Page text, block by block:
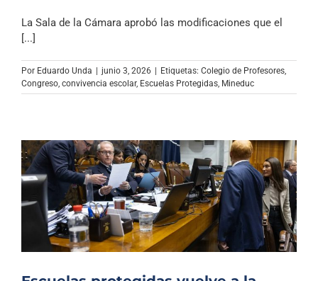
Archivo Sonoro
La Sala de la Cámara aprobó las modificaciones que el
[...]
Por Eduardo Unda | junio 3, 2026 | Etiquetas: Colegio de Profesores
Congreso convivencia escolar, Escuelas Protegidas Mineduc